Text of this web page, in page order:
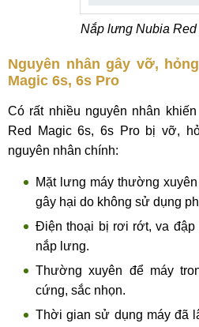
Nắp lưng Nubia
Nguyên nhân gây vỡ,
Magic 6s, 6s Pro
Có rất nhiều nguyên nhân
Red Magic 6s, 6s Pro bị vỡ,
nguyên nhân chính:
Mặt lưng máy thường
gây hại do không sử dụng
Điện thoại bị rơi rớt, va đập
nắp lưng.
Thường xuyên để máy
cứng, sắc nhọn.
Thời gian sử dụng máy đã